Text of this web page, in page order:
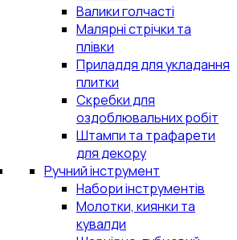
Валики голчасті
Малярні стрічки та
плівки
Приладдя для укладання
плитки
Скребки для
оздоблювальних робіт
Штампи та трафарети
для декору
Ручний інструмент
Набори інструментів
Молотки, киянки та
кувалди